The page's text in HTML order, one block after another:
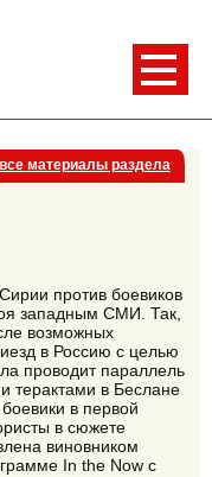
все материалы раздела
против боевиков
западным СМИ. Так,
возможных
в Россию с целью
проводит параллель
терактами в Беслане
в первой
в сюжете
виновником
In the Now с